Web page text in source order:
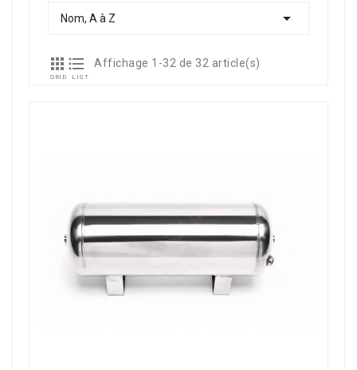
Nom, A à Z 

GRID

LIST
Affichage 1-32 de 32 article(s)